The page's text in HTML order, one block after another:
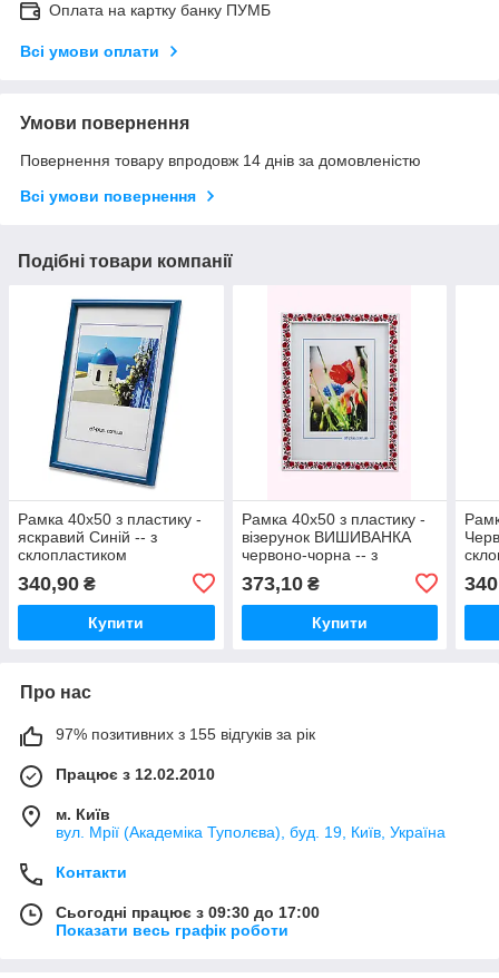
Оплата на картку банку ПУМБ
Всі умови оплати
Умови повернення
Повернення товару впродовж 14 днів за домовленістю
Всі умови повернення
Подібні товари компанії
Рамка 40х50 з пластику -
яскравий Синій -- з
склопластиком
340,90 ₴
Купити
Рамка 40х50 з пластику -
візерунок ВИШИВАНКА
червоно-чорна -- з
373,10₴
Купити
Про нас
97% позитивних з 155 відгуків за рік
Працює з 12.02.2010
м. Київ
вул. Мрії (Академіка Туполєва), буд. 19, Київ, Україна
Контакти
Сьогодні працює з 09:30 до 17:00
Показати весь графік роботи